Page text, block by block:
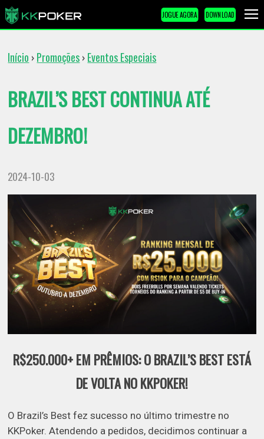
JOGUE AGORA DOWNLOAD
Início › Promoções › Eventos Especiais
BRAZIL’S BEST CONTINUA ATÉ
DEZEMBRO!
2024-10-03
R$250.000+ EM PRÊMIOS: O BRAZIL’S BEST ESTÁ
DE VOLTA NO KKPOKER!
O Brazil’s Best fez sucesso no último trimestre no
KKPoker. Atendendo a pedidos, decidimos continuar a